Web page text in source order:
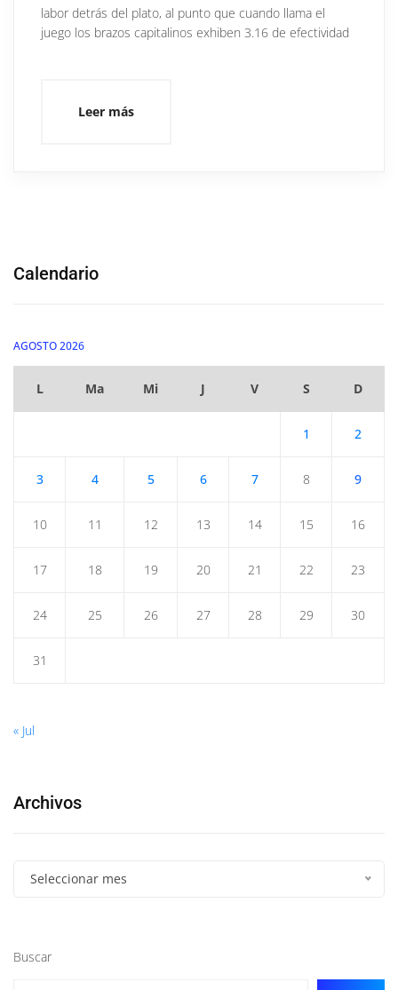
labor detrás del plato, al punto que cuando llama el
juego los brazos capitalinos exhiben 3.16 de efectividad
Leer más
Calendario
AGOSTO 2026
L Ma Mi J V S D
1 2
3 4 5 6 7 8 9
10 11 12 13 14 15 16
17 18 19 20 21 22 23
24 25 26 27 28 29 30
31
« Jul
Archivos
Seleccionar mes
Buscar